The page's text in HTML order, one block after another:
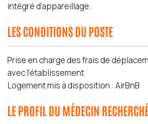
intégré d'appareillage.
LES CONDITIONS DU POSTE
Prise en charge des frais de
avec l'établissement
Logement mis à disposition : AirBnB
LE PROFIL DU MÉDECIN